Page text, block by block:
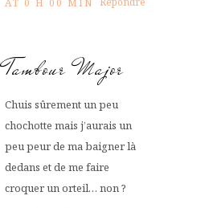
AT 0 H 00 MIN
Tambour Major
Chuis sûrement un peu
chochotte mais j’aurais un
peu peur de ma baigner là
dedans et de me faire
croquer un orteil… non ?